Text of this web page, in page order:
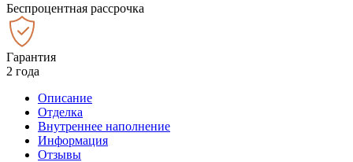
Беспроцентная рассрочка
Гарантия
2 года
Описание
Отделка
Внутреннее наполнение
Информация
Отзывы